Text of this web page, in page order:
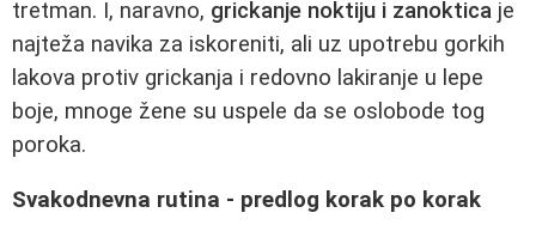
tretman. I, naravno, grickanje noktiju i zanoktica je
najteža navika za iskoreniti, ali uz upotrebu gorkih
lakova protiv grickanja i redovno lakiranje u lepe
boje, mnoge žene su uspele da se oslobode tog
poroka.
Svakodnevna rutina - predlog korak po korak